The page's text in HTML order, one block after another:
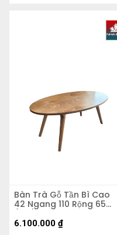
Bàn Trà Gỗ Tần Bì Cao
42 Ngang 110 Rộng 65
(cm)
6.100.000 ₫